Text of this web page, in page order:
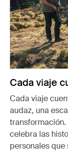
Cada viaje
Cada viaje
audaz, una
celebra las
personales que